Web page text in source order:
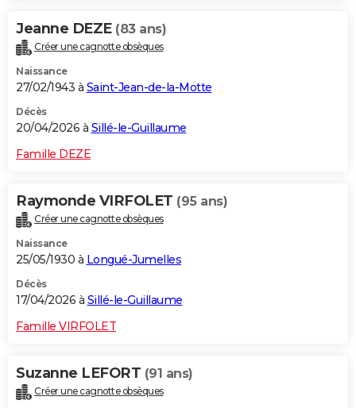
Jeanne DEZE (83 ans)
Créer une cagnotte obsèques
Naissance
27/02/1943 à Saint-Jean-de-la-Motte
Décès
20/04/2026 à Sillé-le-Guillaume
Famille DEZE
Raymonde VIRFOLET (95 ans)
Créer une cagnotte obsèques
Naissance
25/05/1930 à Longué-Jumelles
Décès
17/04/2026 à Sillé-le-Guillaume
Famille VIRFOLET
Suzanne LEFORT (91 ans)
Créer une cagnotte obsèques